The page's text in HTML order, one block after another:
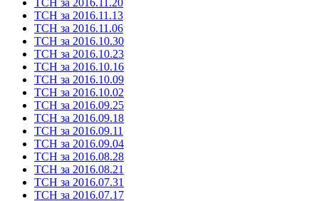
ТСН за 2016.11.13
ТСН за 2016.11.06
ТСН за 2016.10.30
ТСН за 2016.10.23
ТСН за 2016.10.16
ТСН за 2016.10.09
ТСН за 2016.10.02
ТСН за 2016.09.25
ТСН за 2016.09.18
ТСН за 2016.09.11
ТСН за 2016.09.04
ТСН за 2016.08.28
ТСН за 2016.08.21
ТСН за 2016.07.31
ТСН за 2016.07.17